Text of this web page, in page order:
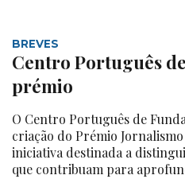
BREVES
Centro Português
prémio
O Centro Português de
criação do Prémio
iniciativa destinada a
que contribuam para